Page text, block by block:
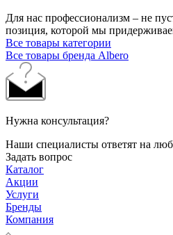
Для нас профессионализм – не
позиция, которой мы
Все товары категории
Все товары бренда Albero
Нужна консультация?
Наши специалисты ответят на
Задать вопрос
Каталог
Акции
Услуги
Бренды
Компания